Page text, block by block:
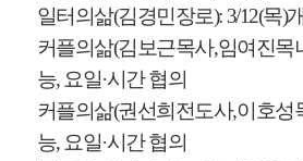
일터의삶(김경민장로): 3/12(목)
커플의삶(김보근목사,임여진목
능, 요일·시간 협의
커플의삶(권선희전도사,이호성
능, 요일·시간 협의